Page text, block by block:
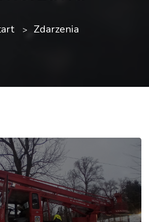
Zdarzenia